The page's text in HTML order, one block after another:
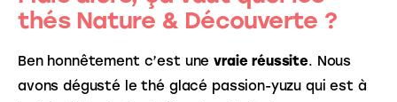
thés Nature & Découverte ?
Ben honnêtement c’est une vraie réussite. Nous
avons dégusté le thé glacé passion-yuzu qui est à